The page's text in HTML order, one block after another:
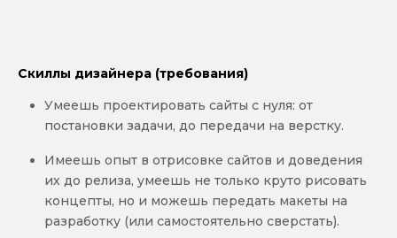
Скиллы дизайнера (требования)
Умеешь проектировать сайты с нуля: от
постановки задачи, до передачи на верстку.
Имеешь опыт в отрисовке сайтов и доведения
их до релиза, умеешь не только круто рисовать
концепты, но и можешь передать макеты на
разработку (или самостоятельно сверстать).